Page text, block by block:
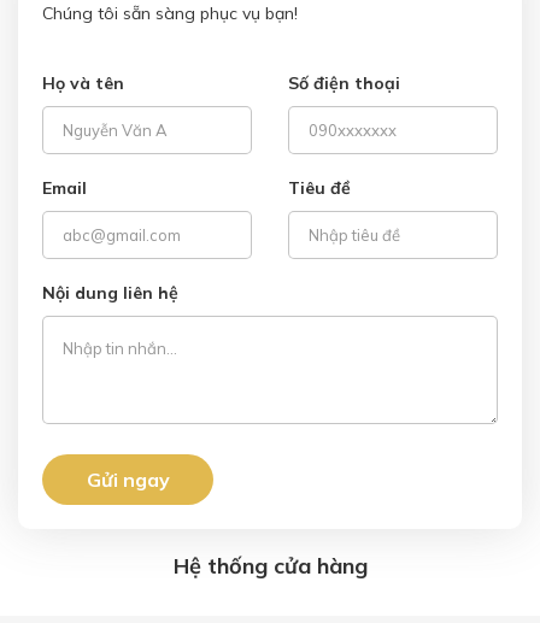
Chúng tôi sẵn sàng phục vụ bạn!
Họ và tên Số điện thoại
Email Tiêu đề
Nội dung liên hệ
Hệ thống cửa hàng